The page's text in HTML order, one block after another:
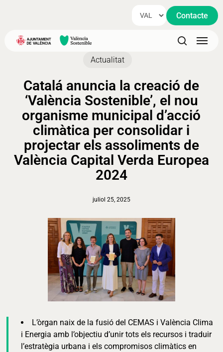
content
Contacte
search
Menu
Actualitat
Catalá anuncia la creació de
‘València Sostenible’, el nou
organisme municipal d’acció
climàtica per consolidar i
projectar els assoliments de
València Capital Verda Europea
2024
juliol 25, 2025
L’òrgan naix de la fusió del CEMAS i València Clima
i Energia amb l’objectiu d’unir tots els recursos i traduir
l’estratègia urbana i els compromisos climàtics en